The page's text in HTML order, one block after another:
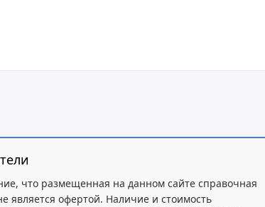
что размещенная на данном сайте справочная
является офертой. Наличие и стоимость